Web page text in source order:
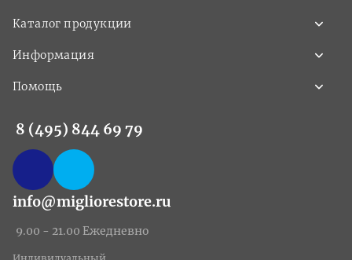
Каталог продукции
Информация
Помощь
8 (495) 844 69 79
info@migliorestore.ru
9.00 - 21.00 Ежедневно